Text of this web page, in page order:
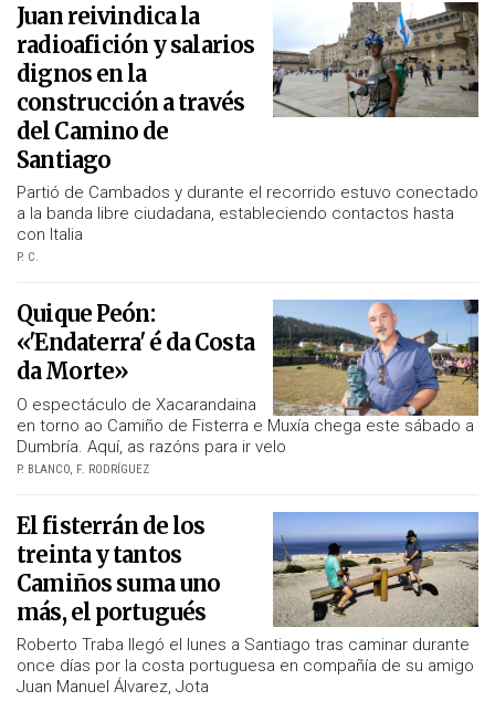
Juan reivindica la
radioafición y salarios
dignos en la
construcción a través
del Camino de
Santiago
Partió de Cambados y durante el recorrido estuvo conectado
a la banda libre ciudadana, estableciendo contactos hasta
con Italia
P. C.
Quique Peón:
«'Endaterra' é da Costa
da Morte»
O espectáculo de Xacarandaina
en torno ao Camiño de Fisterra e Muxía chega este sábado a
Dumbría. Aquí, as razóns para ir velo
P. BLANCO, F. RODRÍGUEZ
El fisterrán de los
treinta y tantos
Camiños suma uno
más, el portugués
Roberto Traba llegó el lunes a Santiago tras caminar durante
once días por la costa portuguesa en compañía de su amigo
Juan Manuel Álvarez, Jota